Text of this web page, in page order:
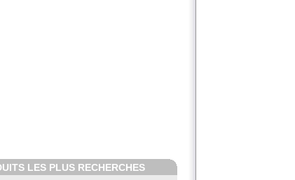
LES PLUS RECHERCHES